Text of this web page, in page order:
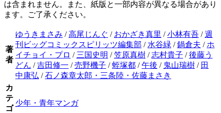
は含まれません。また、紙版と一部内容が異なる場合があり
ます。ご了承ください。
著
者
ゆうきまさみ /高尾じんぐ / おかざき真里 /小林有吾 /週
刊ビッグコミックスピリッツ編集部 / 水谷緑 /鍋倉夫 / ホ
イチョイ・プロ / 三国史明 /笠原真樹 /志村貴子 /後藤う
どん /吉田修一 /売野機子 /蛭塚都 /午後 / 鬼山瑞樹 / 田
中康弘 /石ノ森章太郎・三条陸・佐藤まさき
カ
テ
ゴ
少年・青年マンガ